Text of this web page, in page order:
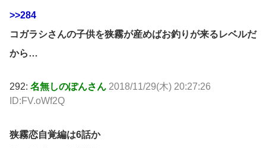
>>284
コガラシさんの子供を狭霧が産めばお釣りが来るレベルだ
から…
292: 名無しのぽんさん 2018/11/29(木) 20:27:26
ID:FV.oWf2Q
狭霧恋自覚編は6話か